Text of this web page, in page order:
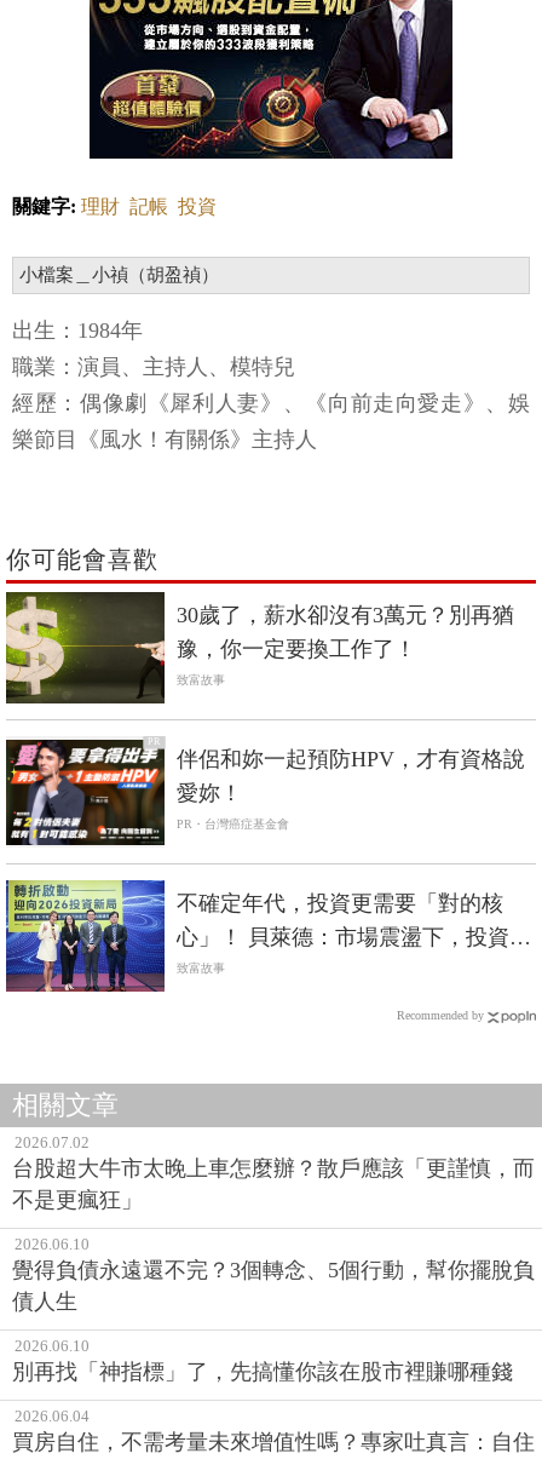
關鍵字: 理財 記帳 投資
小檔案＿小禎（胡盈禎）
出生：1984年
職業：演員、主持人、模特兒
經歷：偶像劇《犀利人妻》、《向前走向愛走》、娛
樂節目《風水！有關係》主持人
你可能會喜歡
30歲了，薪水卻沒有3萬元？別再猶
豫，你一定要換工作了！
致富故事
PR
伴侶和妳一起預防HPV，才有資格說
愛妳！
PR・台灣癌症基金會
不確定年代，投資更需要「對的核
心」！ 貝萊德：市場震盪下，投資回
歸大型企業與定期定額分散布局
致富故事
Recommended by
相關文章
2026.07.02
台股超大牛市太晚上車怎麼辦？散戶應該「更謹慎，而
不是更瘋狂」
2026.06.10
覺得負債永遠還不完？3個轉念、5個行動，幫你擺脫負
債人生
2026.06.10
別再找「神指標」了，先搞懂你該在股市裡賺哪種錢
2026.06.04
買房自住，不需考量未來增值性嗎？專家吐真言：自住